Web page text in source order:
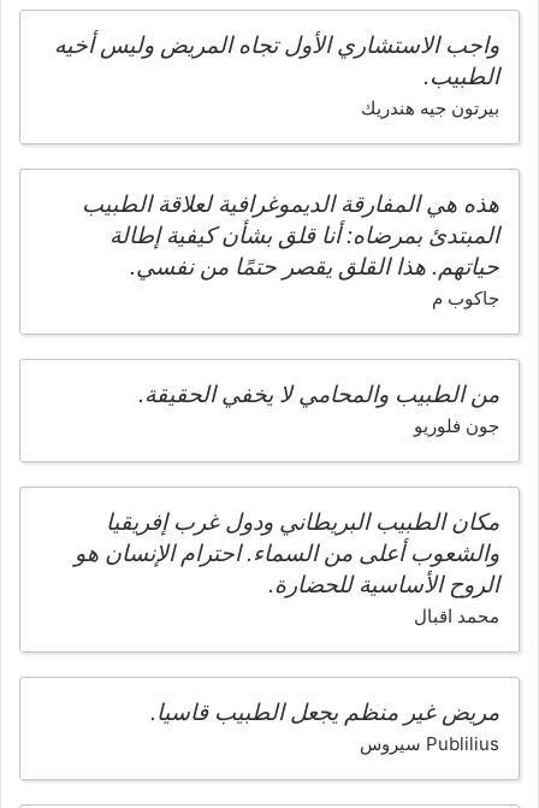
واجب الاستشاري الأول تجاه المريض وليس أخيه
الطبيب.
بيرتون جيه هندريك
هذه هي المفارقة الديموغرافية لعلاقة الطبيب
المبتدئ بمرضاه: أنا قلق بشأن كيفية إطالة
حياتهم. هذا القلق يقصر حتمًا من نفسي.
جاكوب م
من الطبيب والمحامي لا يخفي الحقيقة.
جون فلوريو
مكان الطبيب البريطاني ودول غرب إفريقيا
والشعوب أعلى من السماء. احترام الإنسان هو
الروح الأساسية للحضارة.
محمد اقبال
مريض غير منظم يجعل الطبيب قاسيا.
Publilius سيروس